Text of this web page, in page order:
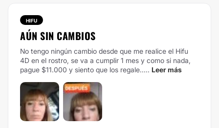
HIFU
AÚN SIN CAMBIOS
No tengo ningún cambio desde que me realice el Hifu
4D en el rostro, se va a cumplir 1 mes y como si nada,
pague $11.000 y siento que los regale..... Leer más